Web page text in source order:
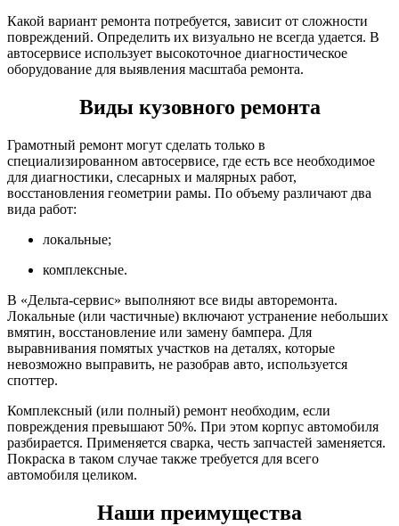
Какой вариант ремонта потребуется, зависит от сложности
повреждений. Определить их визуально не всегда удается. В
автосервисе использует высокоточное диагностическое
оборудование для выявления масштаба ремонта.
Виды кузовного ремонта
Грамотный ремонт могут сделать только в
специализированном автосервисе, где есть все необходимое
для диагностики, слесарных и малярных работ,
восстановления геометрии рамы. По объему различают два
вида работ:
локальные;
комплексные.
В «Дельта-сервис» выполняют все виды авторемонта.
Локальные (или частичные) включают устранение небольших
вмятин, восстановление или замену бампера. Для
выравнивания помятых участков на деталях, которые
невозможно выправить, не разобрав авто, используется
споттер.
Комплексный (или полный) ремонт необходим, если
повреждения превышают 50%. При этом корпус автомобиля
разбирается. Применяется сварка, честь запчастей заменяется.
Покраска в таком случае также требуется для всего
автомобиля целиком.
Наши преимущества